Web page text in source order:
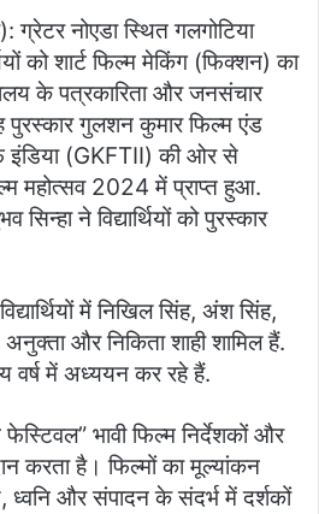
ग्रेटर नोएडा स्थित गलगोटिया
को शार्ट फिल्म मेकिंग (फिक्शन) का
के पत्रकारिता और जनसंचार
पुरस्कार गुलशन कुमार फिल्म एंड
इंडिया (GKFTII) की ओर से
महोत्सव 2024 में प्राप्त हुआ.
ने विद्यार्थियों को पुरस्कार
में निखिल सिंह, अंश सिंह,
अनुक्ता और निकिता शाही शामिल हैं.
वर्ष में अध्ययन कर रहे हैं.
भावी फिल्म निर्देशकों और
करता है। फिल्मों का मूल्यांकन
और संपादन के संदर्भ में दर्शकों